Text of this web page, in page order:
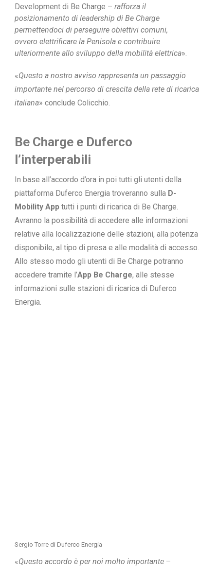
Development di Be Charge – rafforza il
posizionamento di leadership di Be Charge
permettendoci di perseguire obiettivi comuni,
ovvero elettrificare la Penisola e contribuire
ulteriormente allo sviluppo della mobilità elettrica».
«Questo a nostro avviso rappresenta un passaggio
importante nel percorso di crescita della rete di ricarica
italiana» conclude Colicchio.
Be Charge e Duferco
l’interperabili
In base all’accordo d’ora in poi tutti gli utenti della
piattaforma Duferco Energia troveranno sulla D-
Mobility App tutti i punti di ricarica di Be Charge.
Avranno la possibilità di accedere alle informazioni
relative alla localizzazione delle stazioni, alla potenza
disponibile, al tipo di presa e alle modalità di accesso.
Allo stesso modo gli utenti di Be Charge potranno
accedere tramite l’App Be Charge, alle stesse
informazioni sulle stazioni di ricarica di Duferco
Energia.
Sergio Torre di Duferco Energia
«Questo accordo è per noi molto importante –